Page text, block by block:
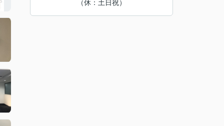
（休：土日祝）